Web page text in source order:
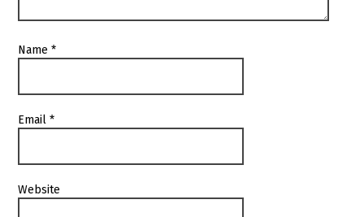
Name*
Email*
Website